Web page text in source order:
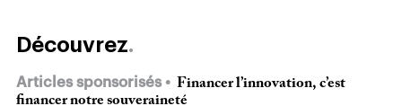
Découvrez
Articles sponsorisés
Financer l’innovation, c’est
financer notre souveraineté